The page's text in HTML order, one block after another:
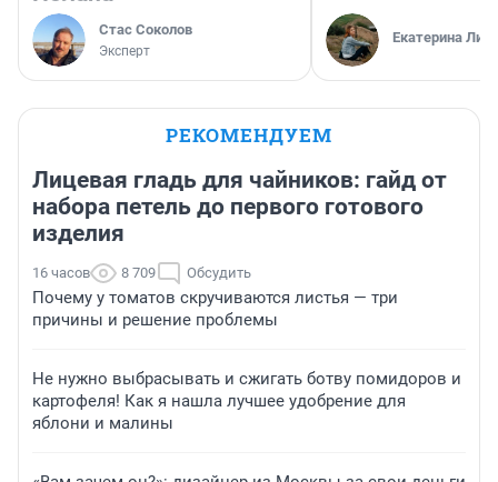
Стас Соколов
Эксперт
Екатерина
РЕКОМЕНДУЕМ
Лицевая гладь для чайников: гайд от
набора петель до первого готового
изделия
16 часов 8 709 Обсудить
Почему у томатов скручиваются листья — три
причины и решение проблемы
Не нужно выбрасывать и сжигать ботву помидоров и
картофеля! Как я нашла лучшее удобрение для
яблони и малины